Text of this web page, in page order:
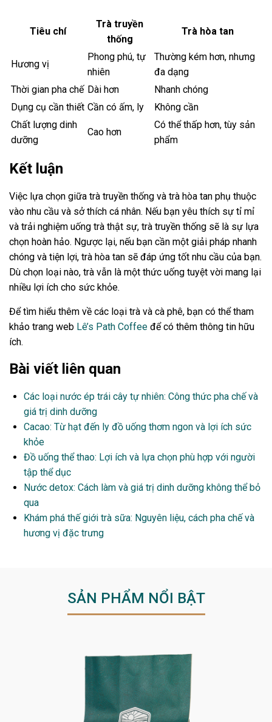
Tiêu chí
Trà truyền
thống
Trà hòa tan
Hương vị
Phong phú, tự
nhiên
Thường kém hơn, nhưng
đa dạng
Thời gian pha chế Dài hơn
Nhanh chóng
Dụng cụ cần thiết Cần có ấm, ly
Không cần
Chất lượng dinh
dưỡng
Cao hơn
Có thể thấp hơn, tùy sản
phẩm
Kết luận
Việc lựa chọn giữa trà truyền thống và trà hòa tan phụ thuộc
vào nhu cầu và sở thích cá nhân. Nếu bạn yêu thích sự tỉ mỉ
và trải nghiệm uống trà thật sự, trà truyền thống sẽ là sự lựa
chọn hoàn hảo. Ngược lại, nếu bạn cần một giải pháp nhanh
chóng và tiện lợi, trà hòa tan sẽ đáp ứng tốt nhu cầu của bạn.
Dù chọn loại nào, trà vẫn là một thức uống tuyệt vời mang lại
nhiều lợi ích cho sức khỏe.
Để tìm hiểu thêm về các loại trà và cà phê, bạn có thể tham
khảo trang web Lê’s Path Coffee để có thêm thông tin hữu
ích.
Bài viết liên quan
Các loại nước ép trái cây tự nhiên: Công thức pha chế và
giá trị dinh dưỡng
Cacao: Từ hạt đến ly đồ uống thơm ngon và lợi ích sức
khỏe
Đồ uống thể thao: Lợi ích và lựa chọn phù hợp với người
tập thể dục
Nước detox: Cách làm và giá trị dinh dưỡng không thể bỏ
qua
Khám phá thế giới trà sữa: Nguyên liệu, cách pha chế và
hương vị đặc trưng
SẢN PHẨM NỔI BẬT